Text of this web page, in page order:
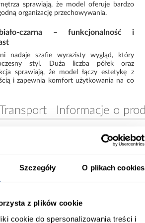
Szczegóły O plikach cookies
z plików cookie
cookie do spersonalizowania treści i
sprawiają, że model oferuje bardzo
organizację przechowywania.
czarna – funkcjonalność i
nadaje szafie wyrazisty wygląd, który
styl. Duża liczba półek oraz
sprawiają, że model łączy estetykę z
i zapewnia komfort użytkowania na co
Transport Informacje o